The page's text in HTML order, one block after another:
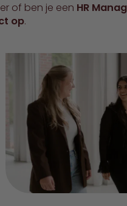
of ben je een HR
op.